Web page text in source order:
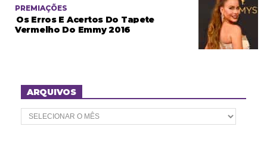
PREMIAÇÕES
Os Erros E Acertos Do Tapete
Vermelho Do Emmy 2016
ARQUIVOS
A
r